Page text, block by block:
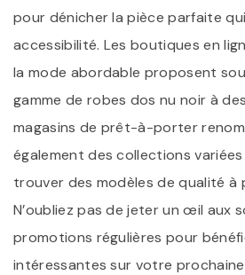
pour dénicher la pièce parfaite
accessibilité. Les boutiques en
la mode abordable proposent
gamme de robes dos nu noir à
magasins de prêt-à-porter
également des collections
trouver des modèles de qualité à
N’oubliez pas de jeter un œil aux
promotions régulières pour
intéressantes sur votre